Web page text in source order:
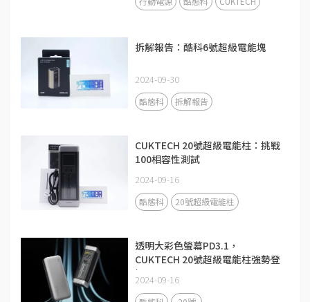
拆解報告：酷科6號超級電能塊
2024-09-30
酷態科 拆解報告
CUKTECH 20號超級電能柱：挑戰
100相容性測試
2024-09-16
酷態科 20號超級電能柱
透明大彩色螢幕PD3.1，
CUKTECH 20號超級電能柱強勢登
場
2024-09-16